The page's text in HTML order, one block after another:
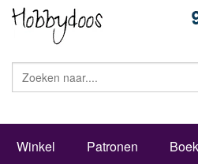
Winkel Patronen